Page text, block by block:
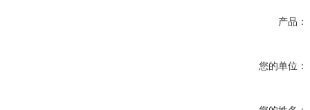
产品：
您的单位：